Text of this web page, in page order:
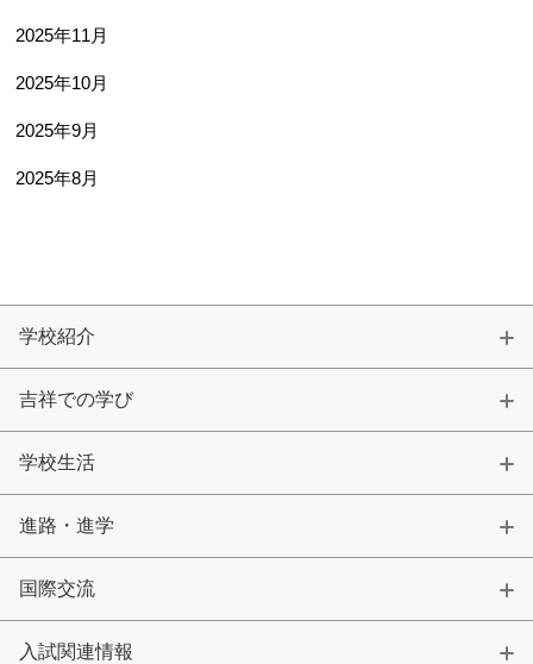
2025年11月
2025年10月
2025年9月
2025年8月
学校紹介
吉祥での学び
学校生活
進路・進学
国際交流
入試関連情報